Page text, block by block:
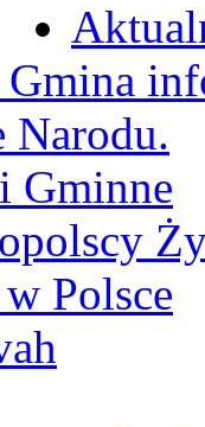
Gmina
Narodu.
Gminne
Polsce